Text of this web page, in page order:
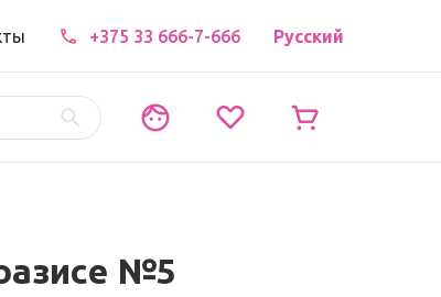
+375 33 666-7-666 Русский
№5